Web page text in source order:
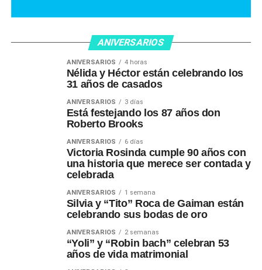
ANIVERSARIOS
ANIVERSARIOS 4 horas
Nélida y Héctor están celebrando los
31 años de casados
ANIVERSARIOS 3 días
Está festejando los 87 años don
Roberto Brooks
ANIVERSARIOS 6 días
Victoria Rosinda cumple 90 años con
una historia que merece ser contada y
celebrada
ANIVERSARIOS 1 semana
Silvia y “Tito” Roca de Gaiman están
celebrando sus bodas de oro
ANIVERSARIOS 2 semanas
“Yoli” y “Robin bach” celebran 53
años de vida matrimonial